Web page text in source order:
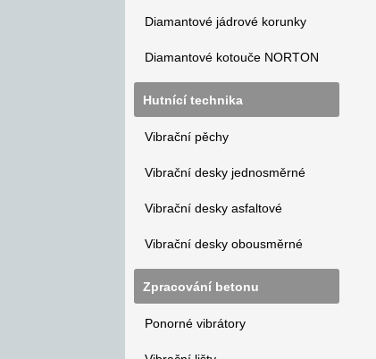
Diamantové jádrové korunky
Diamantové kotouče NORTON
Hutnící technika
Vibrační pěchy
Vibrační desky jednosměrné
Vibrační desky asfaltové
Vibrační desky obousměrné
Zpracování betonu
Ponorné vibrátory